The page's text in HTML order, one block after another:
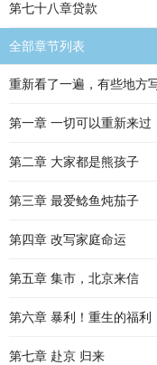
第七十八章贷款
全部章节列表
重新看了一遍，有些地方
第一章 一切可以重新来过
第二章 大家都是熊孩子
第三章 最爱鲶鱼炖茄子
第四章 改写家庭命运
第五章 集市，北京来信
第六章 暴利！重生的福利
第七章 赴京 归来